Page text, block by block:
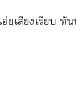
อ่ยเสียงเรียบ